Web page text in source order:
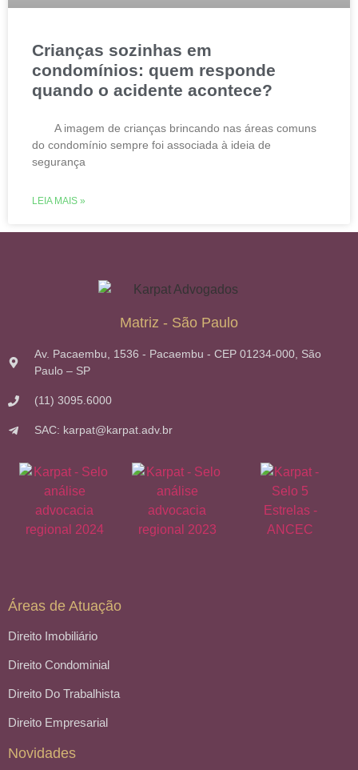
Crianças sozinhas em
condomínios: quem responde
quando o acidente acontece?
A imagem de crianças brincando nas áreas comuns
do condomínio sempre foi associada à ideia de
segurança
LEIA MAIS »
Matriz - São Paulo
Av. Pacaembu, 1536 - Pacaembu - CEP 01234-000, São
Paulo – SP
(11) 3095.6000
SAC: karpat@karpat.adv.br
Áreas de Atuação
Direito Imobiliário
Direito Condominial
Direito Do Trabalhista
Direito Empresarial
Novidades